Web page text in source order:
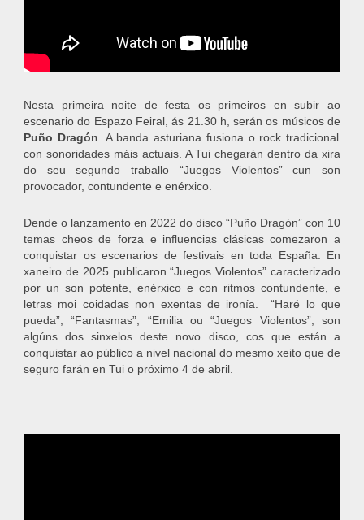
Nesta primeira noite de festa os primeiros en subir ao
escenario do Espazo Feiral, ás 21.30 h, serán os músicos de
Puño Dragón . A banda asturiana fusiona o rock tradicional
con sonoridades máis actuais. A Tui chegarán dentro da xira
do seu segundo traballo “Juegos Violentos” cun son
provocador, contundente e enérxico.
Dende o lanzamento en 2022 do disco “Puño Dragón” con 10
temas cheos de forza e influencias clásicas comezaron a
conquistar os escenarios de festivais en toda España. En
xaneiro de 2025 publicaron “Juegos Violentos” caracterizado
por un son potente, enérxico e con ritmos contundente, e
letras moi coidadas non exentas de ironía. “Haré lo que
pueda”, “Fantasmas”, “Emilia ou “Juegos Violentos”, son
algúns dos sinxelos deste novo disco, cos que están a
conquistar ao público a nivel nacional do mesmo xeito que de
seguro farán en Tui o próximo 4 de abril.